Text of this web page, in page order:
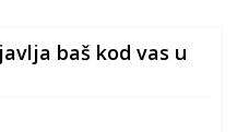
baš kod vas u